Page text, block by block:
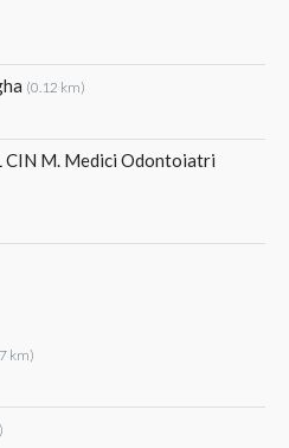
(0.12 km)
CIN M. Medici Odontoiatri
km)